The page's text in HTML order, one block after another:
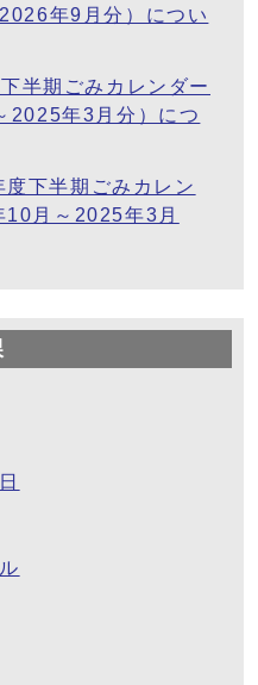
年9月分）につい
半期ごみカレンダー
2025年3月分）につ
度下半期ごみカレン
月～2025年3月